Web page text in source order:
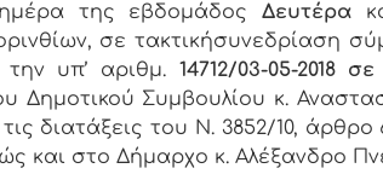
της εβδομάδοςΔευτέρα
σε τακτικήσυνεδρίαση
υπ’ αριθμ. 14712/03-05-2018
Δημοτικού Συμβουλίου κ.
διατάξεις του Ν. 3852/10,
και στο Δήμαρχο κ. Αλέξανδρο